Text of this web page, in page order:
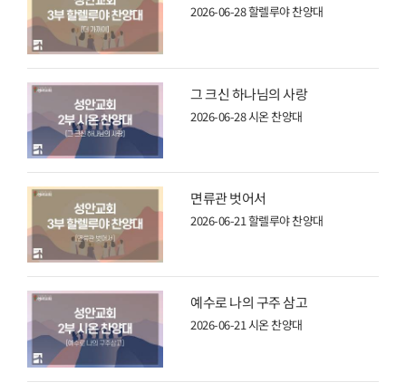
2026-06-28할렐루야 찬양대
그 크신 하나님의 사랑
2026-06-28시온 찬양대
면류관 벗어서
2026-06-21할렐루야 찬양대
예수로 나의 구주 삼고
2026-06-21시온 찬양대